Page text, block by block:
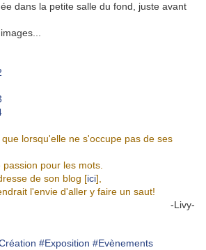
dans la petite salle du fond, juste avant
lorsqu'elle ne s'occupe pas de ses
pour les mots.
de son blog [ici],
l'envie d'aller y faire un saut!
-Livy-
#Exposition #Evènements